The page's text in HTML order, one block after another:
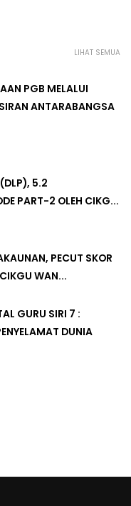
LIHAT SEMUA
PGB MELALUI
ANTARABANGSA
5.2
PART-2 OLEH CIKG...
PECUT SKOR
WAN...
GURU SIRI 7 :
DUNIA